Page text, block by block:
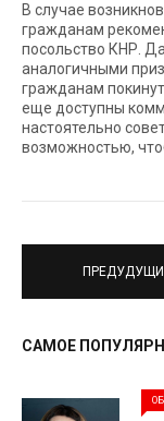
В случае
гражданам
посольство КНР.
аналогичными
гражданам
еще доступны
настоятельно
возможностью,
САМОЕ